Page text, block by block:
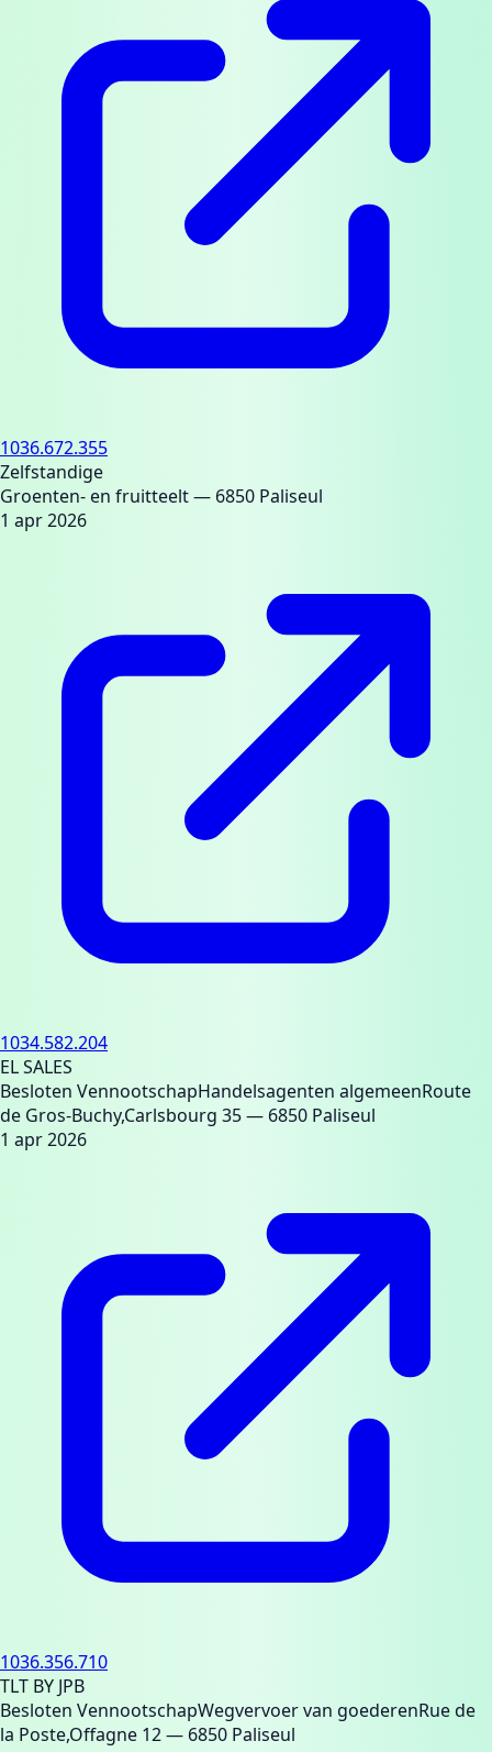
1036.672.355
Zelfstandige
Groenten- en fruitteelt— 6850 Paliseul
1 apr 2026
1034.582.204
EL SALES
Besloten VennootschapHandelsagenten algemeenRoute
de Gros-Buchy,Carlsbourg 35— 6850 Paliseul
1 apr 2026
1036.356.710
TLT BY JPB
Besloten VennootschapWegvervoer van goederenRue de
la Poste,Offagne 12— 6850 Paliseul